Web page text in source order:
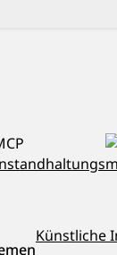
Künstliche